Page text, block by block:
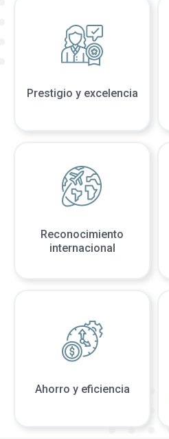
Prestigio y excelencia
Reconocimiento
internacional
Ahorro y eficiencia